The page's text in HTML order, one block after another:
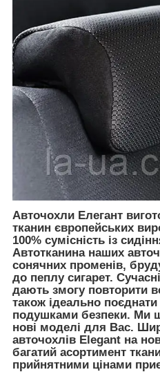
Авточохли Елегант
тканин європейських
100% сумісність із
Автотканина наших
сонячних променів,
до пеплу сигарет.
дають змогу повторити
також ідеально
подушками безпеки. Ми
нові моделі для Вас.
авточохлів Elegant на
багатий асортимент
прийнятними цінами